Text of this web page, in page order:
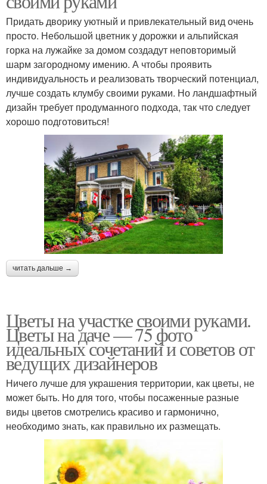
Придать дворику уютный и привлекательный вид очень
просто. Небольшой цветник у дорожки и альпийская
горка на лужайке за домом создадут неповторимый
шарм загородному имению. А чтобы проявить
индивидуальность и реализовать творческий потенциал,
лучше создать клумбу своими руками. Но ландшафтный
дизайн требует продуманного подхода, так что следует
хорошо подготовиться!
читать дальше →
Цветы на участке своими руками.
Цветы на даче — 75 фото
идеальных сочетаний и советов от
ведущих дизайнеров
Ничего лучше для украшения территории, как цветы, не
может быть. Но для того, чтобы посаженные разные
виды цветов смотрелись красиво и гармонично,
необходимо знать, как правильно их размещать.